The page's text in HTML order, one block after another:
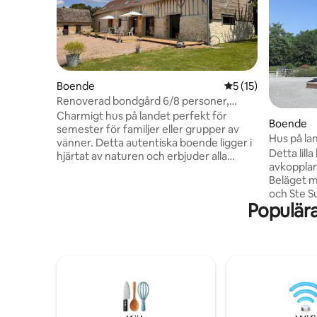
Boende 5 av 5 i
5 (15)
Renoverad bondgård 6/8 personer,
trädgård, terrass, biljard
Charmigt hus på landet perfekt för
semester för familjer eller grupper av
vänner. Detta autentiska boende ligger i
hjärtat av naturen och erbjuder alla
fullt utrustat kök. Koppla av på terrassen
Boende
Hus på
Detta
Beläget
och Ste Suzanne. -
finns ett
kök, ett
bollar och
i